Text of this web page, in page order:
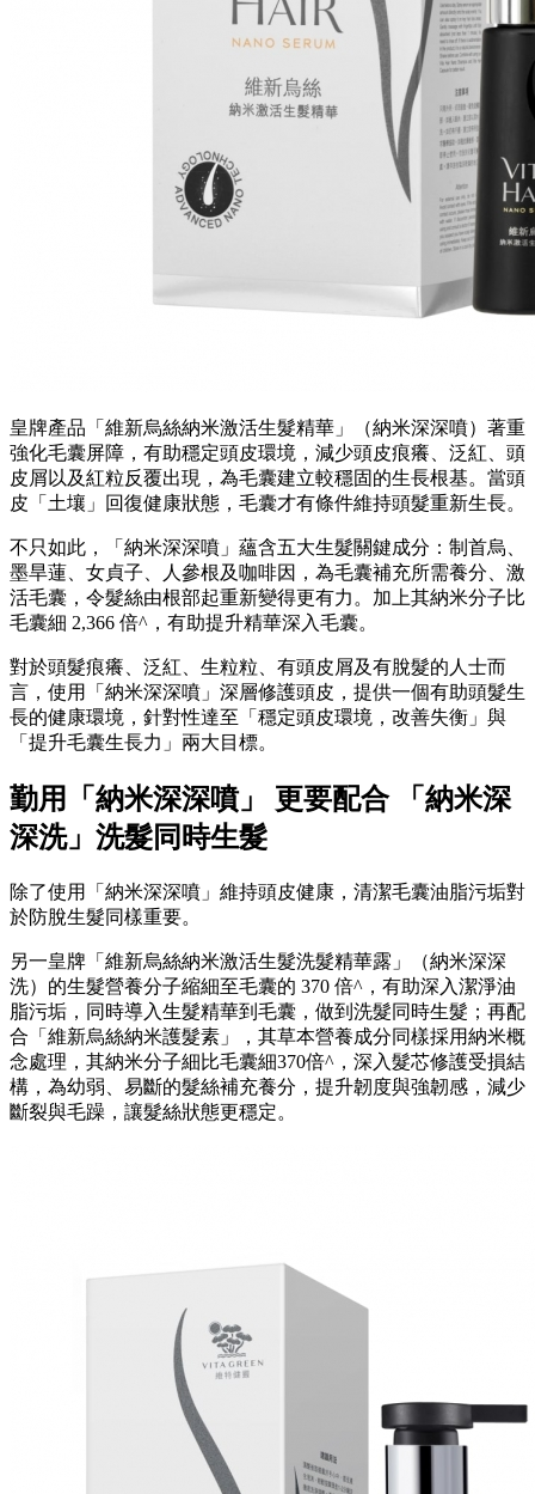
皇牌產品「維新烏絲納米激活生髮精華」（納米深深噴）著重
強化毛囊屏障，有助穩定頭皮環境，減少頭皮痕癢、泛紅、頭
皮屑以及紅粒反覆出現，為毛囊建立較穩固的生長根基。當頭
皮「土壤」回復健康狀態，毛囊才有條件維持頭髮重新生長。
不只如此，「納米深深噴」蘊含五大生髮關鍵成分：制首烏、
墨旱蓮、女貞子、人參根及咖啡因，為毛囊補充所需養分、激
活毛囊，令髮絲由根部起重新變得更有力。加上其納米分子比
毛囊細 2,366 倍^，有助提升精華深入毛囊。
對於頭髮痕癢、泛紅、生粒粒、有頭皮屑及有脫髮的人士而
言，使用「納米深深噴」深層修護頭皮，提供一個有助頭髮生
長的健康環境，針對性達至「穩定頭皮環境，改善失衡」與
「提升毛囊生長力」兩大目標。
勤用「納米深深噴」 更要配合 「納米深
深洗」洗髮同時生髮
除了使用「納米深深噴」維持頭皮健康，清潔毛囊油脂污垢對
於防脫生髮同樣重要。
另一皇牌「維新烏絲納米激活生髮洗髮精華露」（納米深深
洗）的生髮營養分子縮細至毛囊的 370 倍^，有助深入潔淨油
脂污垢，同時導入生髮精華到毛囊，做到洗髮同時生髮；再配
合「維新烏絲納米護髮素」，其草本營養成分同樣採用納米概
念處理，其納米分子細比毛囊細370倍^，深入髮芯修護受損結
構，為幼弱、易斷的髮絲補充養分，提升韌度與強韌感，減少
斷裂與毛躁，讓髮絲狀態更穩定。